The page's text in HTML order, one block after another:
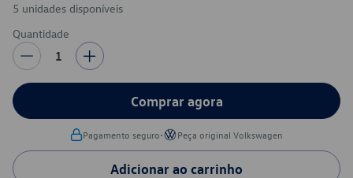
5 unidades disponíveis
Quantidade
1
Comprar agora
Pagamento seguro• Peça original Volkswagen
Adicionar ao carrinho